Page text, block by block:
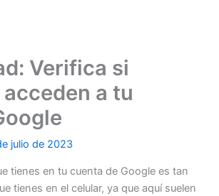
Verifica si
a tu
julio de 2023
tienes en tu cuenta de Google es tan
tienes en el celular, ya que aquí suelen